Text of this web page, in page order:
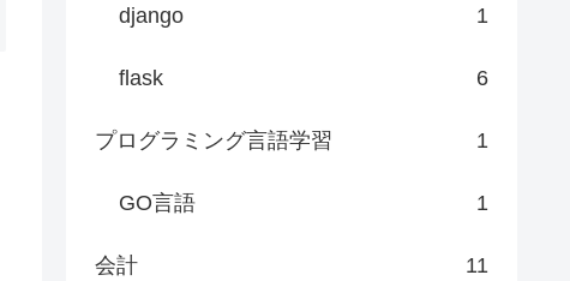
django 1
flask 6
プログラミング言語学習 1
GO言語 1
会計 11